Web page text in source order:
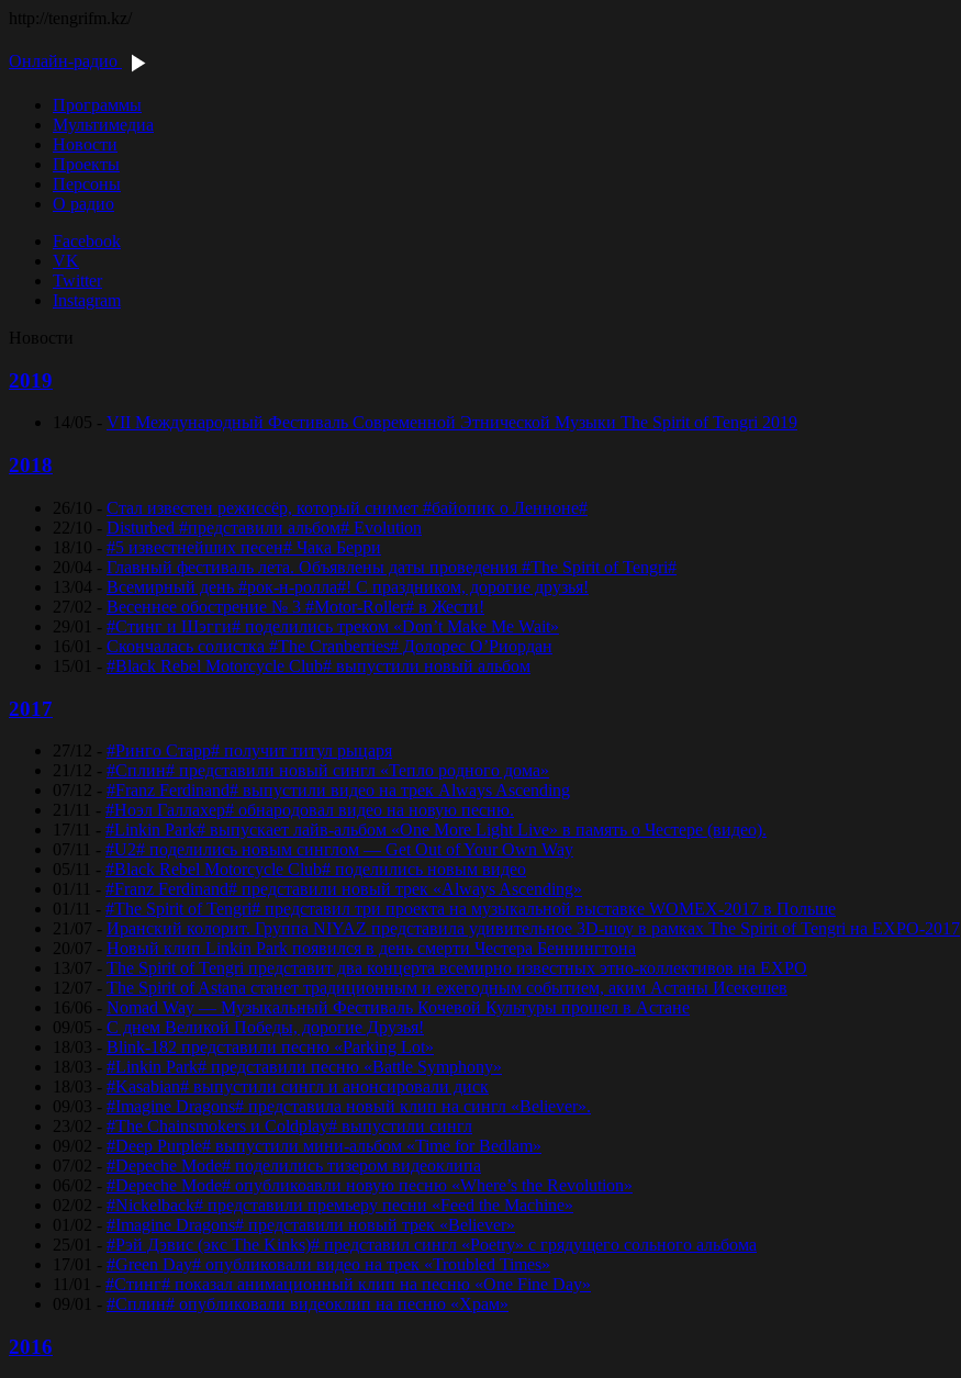
http://tengrifm.kz/
Онлайн-радио
Программы
Мультимедиа
Новости
Проекты
Персоны
О радио
Facebook
VK
Twitter
Instagram
Новости
2019
14/05 - VII Международный Фестиваль Современной Этнической Музыки The Spirit of Tengri 2019
2018
26/10 - Стал известен режиссёр, который снимет #байопик о Ленноне#
22/10 - Disturbed #представили альбом# Evolution
18/10 - #5 известнейших песен# Чака Берри
20/04 - Главный фестиваль лета. Объявлены даты проведения #The Spirit of Tengri#
13/04 - Всемирный день #рок-н-ролла#! С праздником, дорогие друзья!
27/02 - Весеннее обострение № 3 #Motor-Roller# в Жести!
29/01 - #Стинг и Шэгги# поделились треком «Don’t Make Me Wait»
16/01 - Скончалась солистка #The Cranberries# Долорес O’Риордан
15/01 - #Black Rebel Motorcycle Club# выпустили новый альбом
2017
27/12 - #Ринго Старр# получит титул рыцаря
21/12 - #Сплин# представили новый сингл «Тепло родного дома»
07/12 - #Franz Ferdinand# выпустили видео на трек Always Ascending
21/11 - #Ноэл Галлахер# обнародовал видео на новую песню.
17/11 - #Linkin Park# выпускает лайв-альбом «One More Light Live» в память о Честере (видео).
07/11 - #U2# поделились новым синглом — Get Out of Your Own Way
05/11 - #Black Rebel Motorcycle Club# поделились новым видео
01/11 - #Franz Ferdinand# представили новый трек «Always Ascending»
01/11 - #The Spirit of Tengri# представил три проекта на музыкальной выставке WOMEX-2017 в Польше
21/07 - Иранский колорит. Группа NIYAZ представила удивительное 3D-шоу в рамках The Spirit of Tengri на EXPO-2017
20/07 - Новый клип Linkin Park появился в день смерти Честера Беннингтона
13/07 - The Spirit of Tengri представит два концерта всемирно известных этно-коллективов на EXPO
12/07 - The Spirit of Astana станет традиционным и ежегодным событием, аким Астаны Исекешев
16/06 - Nomad Way — Музыкальный Фестиваль Кочевой Культуры прошел в Астане
09/05 - С днем Великой Победы, дорогие Друзья!
18/03 - Blink-182 представили песню «Parking Lot»
18/03 - #Linkin Park# представили песню «Bаttlе Sуmphоnу»
18/03 - #Kasabian# выпустили сингл и анонсировали диск
09/03 - #Imagine Dragons# представила новый клип на сингл «Believer».
23/02 - #The Chainsmokers и Coldplay# выпустили сингл
09/02 - #Deep Purple# выпустили мини-альбом «Time for Bedlam»
07/02 - #Depeche Mode# поделились тизером видеоклипа
06/02 - #Depeche Mode# опубликоавли новую песню «Where’s the Revolution»
02/02 - #Nickelback# представили премьеру песни «Feed the Machine»
01/02 - #Imagine Dragons# представили новый трек «Believer»
25/01 - #Рэй Дэвис (экс The Kinks)# представил сингл «Poetry» с грядущего сольного альбома
17/01 - #Green Day# опубликовали видео на трек «Troubled Times»
11/01 - #Стинг# показал анимационный клип на песню «One Fine Day»
09/01 - #Сплин# опубликовали видеоклип на песню «Храм»
2016